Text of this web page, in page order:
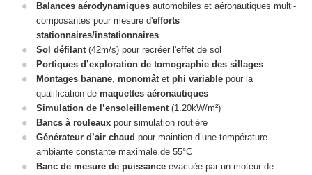
Balances aérodynamiquesautomobiles et aéronautiques multi-
composantes pour mesure d'efforts
stationnaires/instationnaires
Sol défilant(42m/s) pour recréer l'effet de sol
Portiques d’exploration de tomographie des sillages
Montages banane, monomâtet phi variablepour la
qualification de maquettes aéronautiques
Simulation de l’ensoleillement(1.20kW/m²)
Bancs à rouleauxpour simulation routière
Générateur d’air chaud pour maintien d’une température
ambiante constante maximale de 55°C
Banc de mesure de puissanceévacuée par un moteur de